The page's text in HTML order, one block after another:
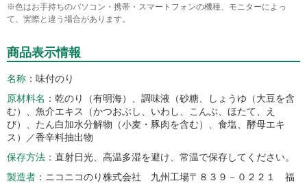
※色はお手持ちのパソコン・携帯・スマートフォンの機種、モニターによっ
て、実際と違う場合があります。
商品表示情報
名称
味付のり
原材料名
乾のり（有明海）、調味液（砂糖、しょうゆ（大豆を含
む）、魚介エキス（かつおぶし、いわし、こんぶ、ほたて、え
び）、たん白加水分解物（小麦・豚肉を含む）、食塩、酵母エキ
ス）／香辛料抽出物
保存方法
直射日光、高温多湿を避け、常温で保存してください。
製造者
ニコニコのり株式会社 九州工場〒８３９－０２２１ 福